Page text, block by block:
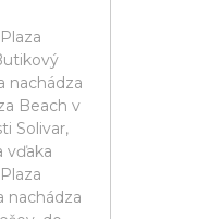
nachádza
Beach v
Solivar,
vďaka
nachádza